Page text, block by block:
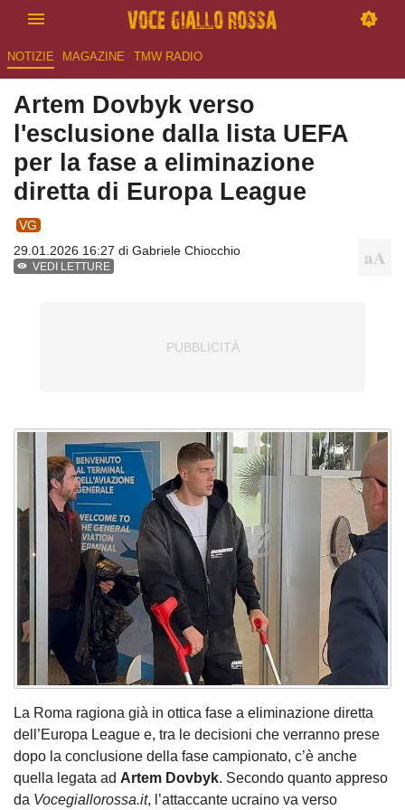
NOTIZIE MAGAZINE TMW RADIO
Artem Dovbyk verso
l'esclusione dalla lista UEFA
per la fase a eliminazione
diretta di Europa League
VG
29.01.2026 16:27 di Gabriele Chiocchio
VEDI LETTURE
La Roma ragiona già in ottica fase a eliminazione diretta
dell’Europa League e, tra le decisioni che verranno prese
dopo la conclusione della fase campionato, c’è anche
quella legata ad Artem Dovbyk. Secondo quanto appreso
da Vocegiallorossa.it, l’attaccante ucraino va verso